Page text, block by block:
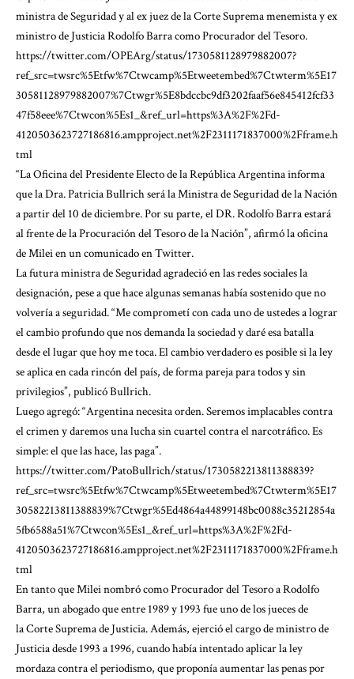
ministra de Seguridad y al ex juez de la Corte Suprema menemista y ex
ministro de Justicia Rodolfo Barra como Procurador del Tesoro.
https://twitter.com/OPEArg/status/1730581128979882007?
ref_src=twsrc%5Etfw%7Ctwcamp%5Etweetembed%7Ctwterm%5E17
30581128979882007%7Ctwgr%5E8bdccbc9df3202faaf56e845412fcf33
47f58eee%7Ctwcon%5Es1_&ref_url=https%3A%2F%2Fd-
4120503623727186816.ampproject.net%2F2311171837000%2Fframe.h
tml
“La Oficina del Presidente Electo de la República Argentina informa
que la Dra. Patricia Bullrich será la Ministra de Seguridad de la Nación
a partir del 10 de diciembre. Por su parte, el DR. Rodolfo Barra estará
al frente de la Procuración del Tesoro de la Nación”, afirmó la oficina
de Milei en un comunicado en Twitter.
La futura ministra de Seguridad agradeció en las redes sociales la
designación, pese a que hace algunas semanas había sostenido que no
volvería a seguridad. “Me comprometí con cada uno de ustedes a lograr
el cambio profundo que nos demanda la sociedad y daré esa batalla
desde el lugar que hoy me toca. El cambio verdadero es posible si la ley
se aplica en cada rincón del país, de forma pareja para todos y sin
privilegios”, publicó Bullrich.
Luego agregó: “Argentina necesita orden. Seremos implacables contra
el crimen y daremos una lucha sin cuartel contra el narcotráfico. Es
simple: el que las hace, las paga”.
https://twitter.com/PatoBullrich/status/1730582213811388839?
ref_src=twsrc%5Etfw%7Ctwcamp%5Etweetembed%7Ctwterm%5E17
30582213811388839%7Ctwgr%5Ed4864a44899148bc0088c35212854a
5fb6588a51%7Ctwcon%5Es1_&ref_url=https%3A%2F%2Fd-
4120503623727186816.ampproject.net%2F2311171837000%2Fframe.h
tml
En tanto que Milei nombró como Procurador del Tesoro a Rodolfo
Barra, un abogado que entre 1989 y 1993 fue uno de los jueces de
la Corte Suprema de Justicia. Además, ejerció el cargo de ministro de
Justicia desde 1993 a 1996, cuando había intentado aplicar la ley
mordaza contra el periodismo, que proponía aumentar las penas por